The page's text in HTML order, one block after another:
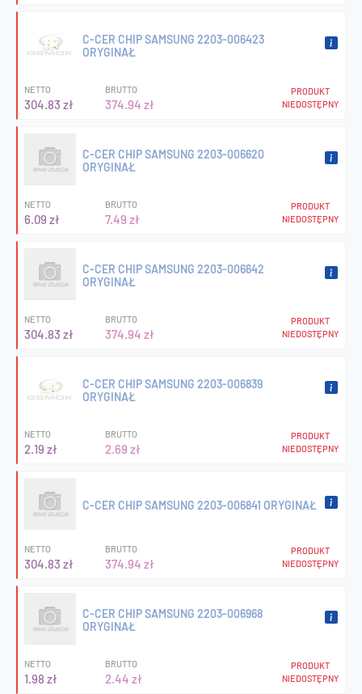
C-CER CHIP SAMSUNG 2203-006423
ORYGINAŁ
NETTO
304.83 zł
BRUTTO
374.94 zł
PRODUKT
NIEDOSTĘPNY
C-CER CHIP SAMSUNG 2203-006620
ORYGINAŁ
NETTO
6.09 zł
BRUTTO
7.49 zł
PRODUKT
NIEDOSTĘPNY
C-CER CHIP SAMSUNG 2203-006642
ORYGINAŁ
NETTO
304.83 zł
BRUTTO
374.94 zł
PRODUKT
NIEDOSTĘPNY
C-CER CHIP SAMSUNG 2203-006839
ORYGINAŁ
NETTO
2.19 zł
BRUTTO
2.69 zł
PRODUKT
NIEDOSTĘPNY
C-CER CHIP SAMSUNG 2203-006841 ORYGINAŁ
NETTO
304.83 zł
BRUTTO
374.94 zł
PRODUKT
NIEDOSTĘPNY
C-CER CHIP SAMSUNG 2203-006968
ORYGINAŁ
NETTO
1.98 zł
BRUTTO
2.44 zł
PRODUKT
NIEDOSTĘPNY